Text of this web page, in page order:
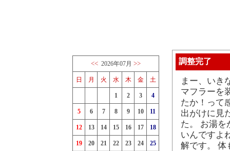
<< 2026年07月 >>
日 月 火 水 木 金 土
1 2 3 4
5 6 7 8 9 10 11
12 13 14 15 16 17 18
19 20 21 22 23 24 25
調整完了
まー、いき
マフラーを
たか！って
出がけに見
た。 お湯を
いんですよ
解です。 体